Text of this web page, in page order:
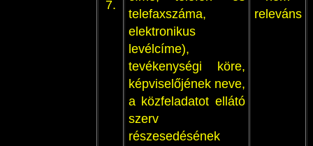
7.
telefaxszáma,
elektronikus
levélcíme),
tevékenységi köre,
képviselőjének neve,
a közfeladatot ellátó
szerv
részesedésének
releváns